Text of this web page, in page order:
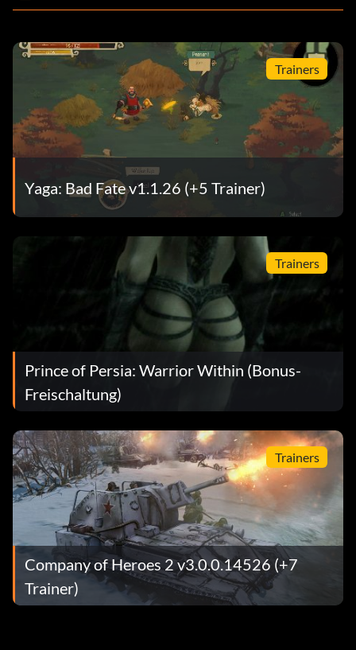
Trainers
Yaga: Bad Fate v1.1.26 (+5 Trainer)
Trainers
Prince of Persia: Warrior Within (Bonus-
Freischaltung)
Trainers
Company of Heroes 2 v3.0.0.14526 (+7
Trainer)